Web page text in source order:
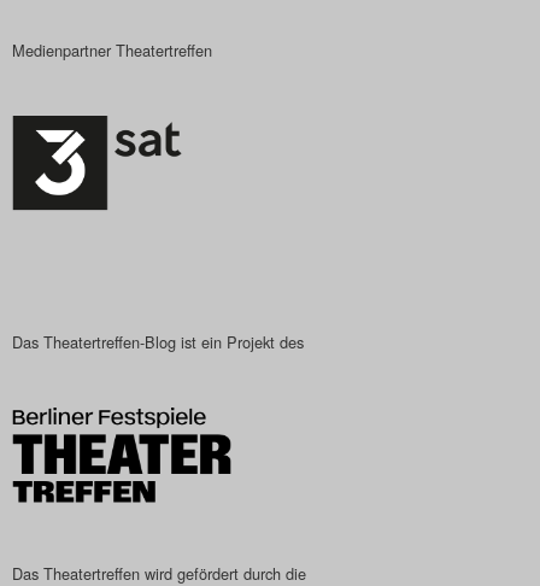
Das Theatertreffen-Blog
2022
Das Theatertreffen-Blog
2023
Das Theatertreffen-Blog
2024
Medienpartner Theatertreffen
Das Theatertreffen-Blog ist ein Projekt des
Das Theatertreffen wird gefördert durch die